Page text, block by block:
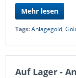
Mehr lesen
Tags:Anlagegold,
Auf Lager -